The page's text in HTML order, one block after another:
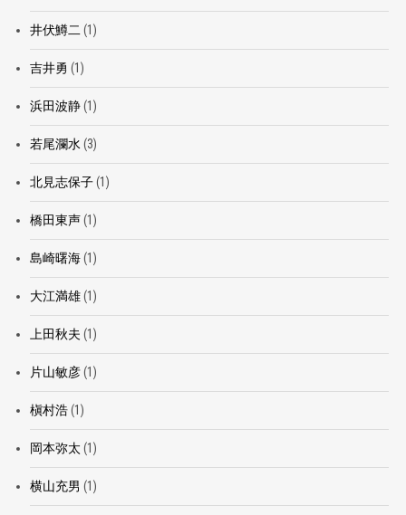
井伏鱒二 (1)
吉井勇 (1)
浜田波静(1)
若尾瀾水 (3)
北見志保子(1)
橋田東声(1)
島崎曙海(1)
大江満雄(1)
上田秋夫 (1)
片山敏彦(1)
槇村浩(1)
岡本弥太 (1)
横山充男 (1)